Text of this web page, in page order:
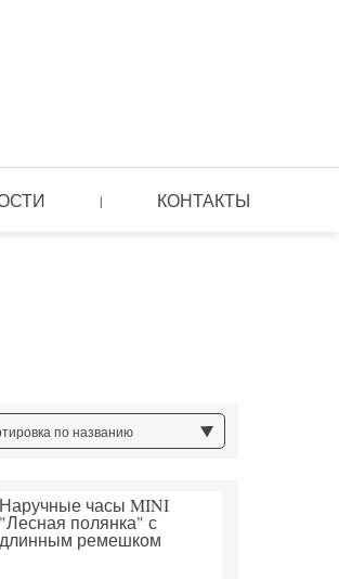
| КОНТАКТЫ
по названию
Наручные часы MINI
"Лесная полянка" с
длинным ремешком